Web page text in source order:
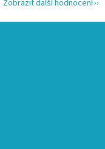
Zobrazit další hodnocení